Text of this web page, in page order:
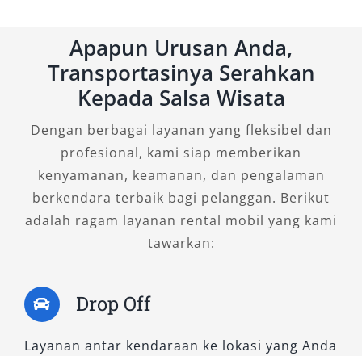
panel kayu, cocok untuk tamu VIP atau
kebutuhan dinas.
3. Fortuner 2.7 SRZ 4×2 A/T
Bagi yang menyukai performa bensin, SRZ
adalah pilihan tepat. Mesin 2.694 cc responsif
dan cocok digunakan untuk perjalanan jarak
jauh ke luar kota. Dilengkapi fitur hiburan yang
lengkap dan kenyamanan kabin yang lega,
keluarga dan event perusahaan.
B. Tipe Fortuner 4×4
Apapun Urusan Anda,
Transportasinya Serahkan
Kepada Salsa Wisata
Dengan berbagai layanan yang fleksibel dan
profesional, kami siap memberikan
kenyamanan, keamanan, dan pengalaman
berkendara terbaik bagi pelanggan. Berikut
adalah ragam layanan rental mobil yang kami
tawarkan:
Drop Off
Layanan antar kendaraan ke lokasi yang Anda